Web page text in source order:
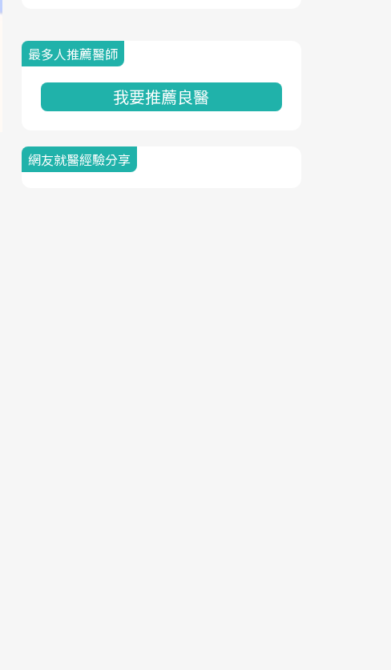
最多人推薦醫師
我要推薦良醫
網友就醫經驗分享